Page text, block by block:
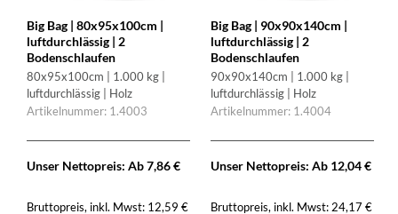
Big Bag | 80x95x100cm |
luftdurchlässig | 2
Bodenschlaufen
80x95x100cm | 1.000 kg |
luftdurchlässig | Holz
Artikelnummer: 1.4003
Unser Nettopreis: Ab7,86€
Bruttopreis, inkl. Mwst: 12,59 €
Big Bag | 90x90x140cm |
luftdurchlässig | 2
Bodenschlaufen
90x90x140cm | 1.000 kg |
luftdurchlässig | Holz
Artikelnummer: 1.4004
Unser Nettopreis: Ab 12,04€
Bruttopreis, inkl. Mwst: 24,17 €